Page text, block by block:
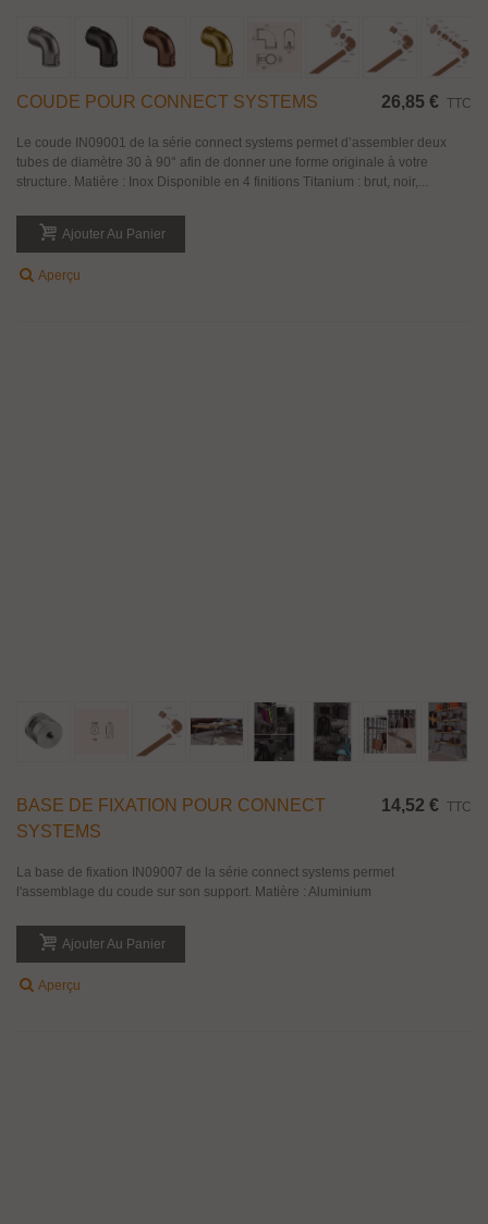
COUDE POUR CONNECT SYSTEMS 26,85 € TTC
Le coude IN09001 de la série connect systems permet d’assembler deux
tubes de diamètre 30 à 90° afin de donner une forme originale à votre
structure. Matière : Inox Disponible en 4 finitions Titanium : brut, noir,...
Ajouter Au Panier
Aperçu
BASE DE FIXATION POUR CONNECT
SYSTEMS
14,52 € TTC
La base de fixation IN09007 de la série connect systems permet
l'assemblage du coude sur son support. Matière : Aluminium
Ajouter Au Panier
Aperçu